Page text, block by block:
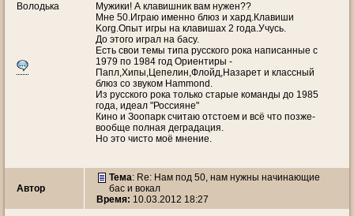
Володька
Мужики! А клавишник вам нужен??
Мне 50.Играю именно блюз и хард.Клавиши
Korg.Опыт игры на клавишах 2 года.Учусь.
До этого играл на басу.
Есть свои темы типа русского рока написанные с
1979 по 1984 год Ориентиры -
Папл,Хипы,Цепелин,Флойд,Назарет и классный
блюз со звуком Hammond.
Из русского рока только старые команды до 1985
года, идеал "Россияне"
Кино и Зоопарк считаю отстоем и всё что позже-
вообще полная деградация.
Но это чисто моё мнение.
Автор
Тема: Re: Нам под 50, нам нужны начинающие
бас и вокал
Время: 10.03.2012 18:27